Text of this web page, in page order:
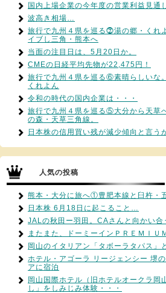
国内上場企業の今年度の営業利益見通
波高き相場…
旅行で九州４県を巡る⓻湯の郷・くれ
イブし三角・熊本へ
当面の注目日は、5月20日か。
CMEの日経平均先物が22,475円！
旅行で九州４県を巡る⑥素晴らしいな
くれよん
令和の時代の国内企業は・・・
旅行で九州４県を巡る⑤大分から天草
の森・天草三角線。
日本株の信用買い残が減少傾向と言う
人気の投稿
熊本・大分に旅へ①豊肥本線と臼杵・
日本株 6月18日に起こること…
JALの秋田ー羽田。CAさんと向かい合
またまた、ドーミーインＰＲＥＭＩＵ
岡山のイタリアン「タボーラタパス」
ホテル・アゴーラ リージェンシー 堺
アに宿泊
岡山国際ホテル（旧ホテルオークラ岡
し」をしみじみ体験・・・